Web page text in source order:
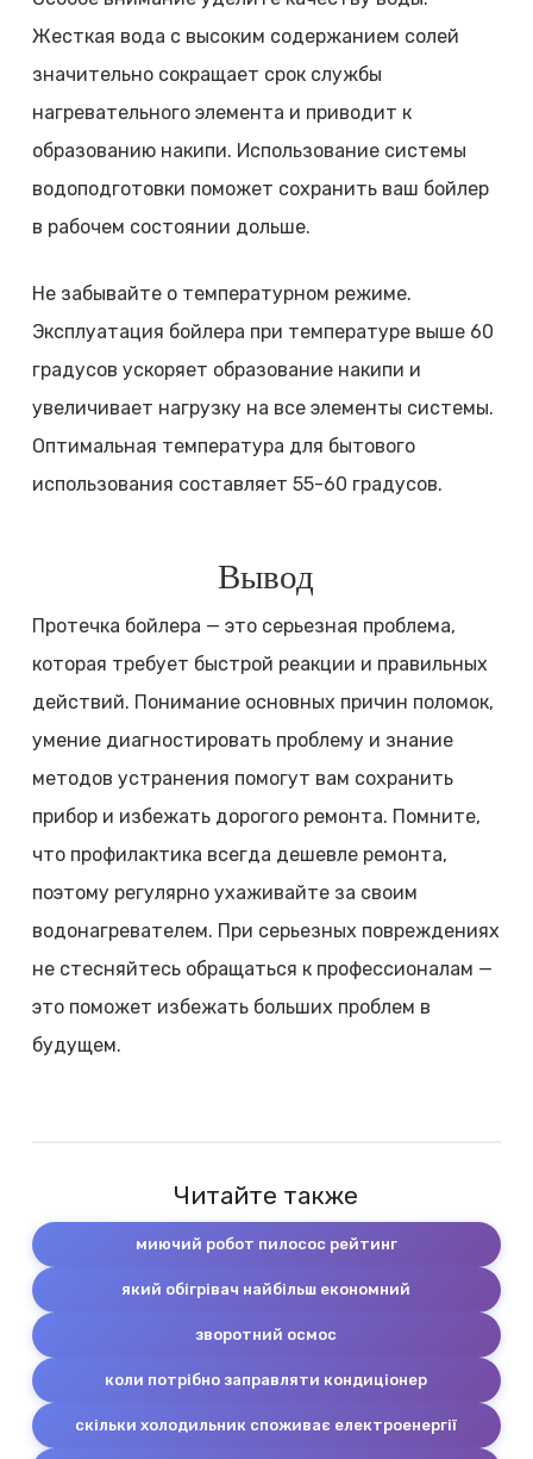
Жесткая вода с высоким содержанием солей
значительно сокращает срок службы
нагревательного элемента и приводит к
образованию накипи. Использование системы
водоподготовки поможет сохранить ваш бойлер
в рабочем состоянии дольше.
Не забывайте о температурном режиме.
Эксплуатация бойлера при температуре выше 60
градусов ускоряет образование накипи и
увеличивает нагрузку на все элементы системы.
Оптимальная температура для бытового
использования составляет 55-60 градусов.
Вывод
Протечка бойлера — это серьезная проблема,
которая требует быстрой реакции и правильных
действий. Понимание основных причин поломок,
умение диагностировать проблему и знание
методов устранения помогут вам сохранить
прибор и избежать дорогого ремонта. Помните,
что профилактика всегда дешевле ремонта,
поэтому регулярно ухаживайте за своим
водонагревателем. При серьезных повреждениях
не стесняйтесь обращаться к профессионалам —
это поможет избежать больших проблем в
будущем.
Читайте также
миючий робот пилосос рейтинг
який обігрівач найбільш економний
зворотний осмос
коли потрібно заправляти кондиціонер
скільки холодильник споживає електроенергії